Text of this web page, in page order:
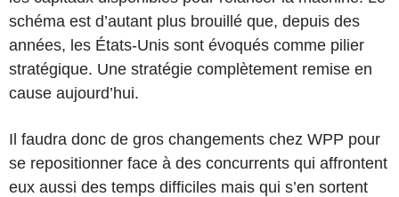
schéma est d’autant plus brouillé que, depuis des
années, les États-Unis sont évoqués comme pilier
stratégique. Une stratégie complètement remise en
cause aujourd’hui.
Il faudra donc de gros changements chez WPP pour
se repositionner face à des concurrents qui affrontent
eux aussi des temps difficiles mais qui s’en sortent